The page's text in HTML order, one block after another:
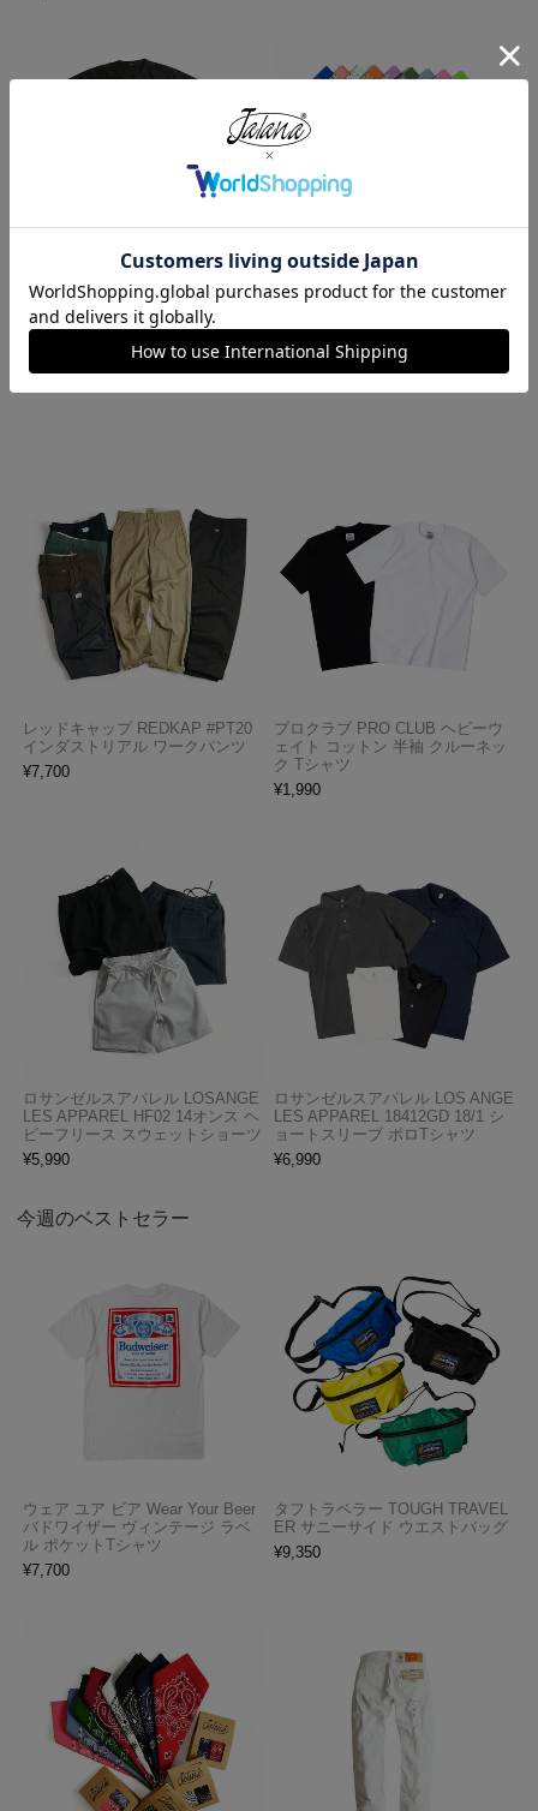
ロサンゼルスアパレル LOSANGE
LES APPAREL 1203GD 8.5オンス
半袖 バインディング ガーメント
¥4,990
ハバハンク HAV-A-HANK バンダ
ペイズリーTHE BANDANNA COM
PANY
¥770
レッドキャップ REDKAP #PT20
インダストリアル ワークパンツ
¥7,700
プロクラブ PRO CLUB ヘビーウ
ェイト コットン 半袖 クルーネッ
ク Tシャツ
¥1,990
ロサンゼルスアパレル LOSANGE
LES APPAREL HF02 14オンス ヘ
ビーフリース スウェットショーツ
¥5,990
ロサンゼルスアパレル LOS ANGE
LES APPAREL 18412GD 18/1 シ
ョートスリーブ ポロTシャツ
¥6,990
今週のベストセラー
ウェア ユア ビア Wear Your Beer
バドワイザー ヴィンテージ ラベ
ル ポケットTシャツ
¥7,700
タフトラベラー TOUGH TRAVEL
ER サニーサイド ウエストバッグ
¥9,350